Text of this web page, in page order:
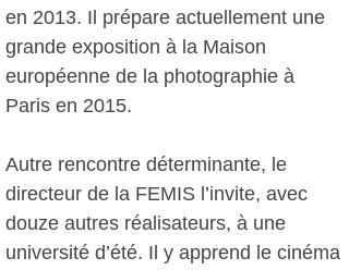
en 2013. Il prépare actuellement une
grande exposition à la Maison
européenne de la photographie à
Paris en 2015.
Autre rencontre déterminante, le
directeur de la FEMIS l’invite, avec
douze autres réalisateurs, à une
université d’été. Il y apprend le cinéma